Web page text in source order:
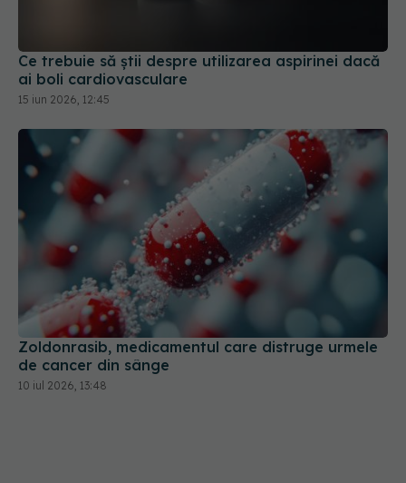
Ce trebuie să știi despre utilizarea aspirinei dacă
ai boli cardiovasculare
15 iun 2026, 12:45
Zoldonrasib, medicamentul care distruge urmele
de cancer din sânge
10 iul 2026, 13:48